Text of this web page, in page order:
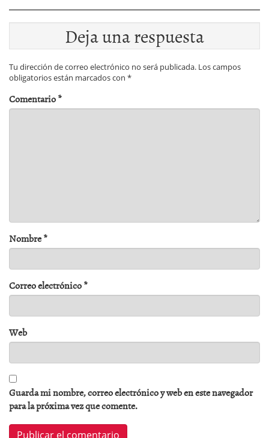
Deja una respuesta
Tu dirección de correo electrónico no será publicada. Los campos
obligatorios están marcados con *
Comentario*
Nombre*
Correo electrónico*
Web
Guarda mi nombre, correo electrónico y web en este navegador
para la próxima vez que comente.